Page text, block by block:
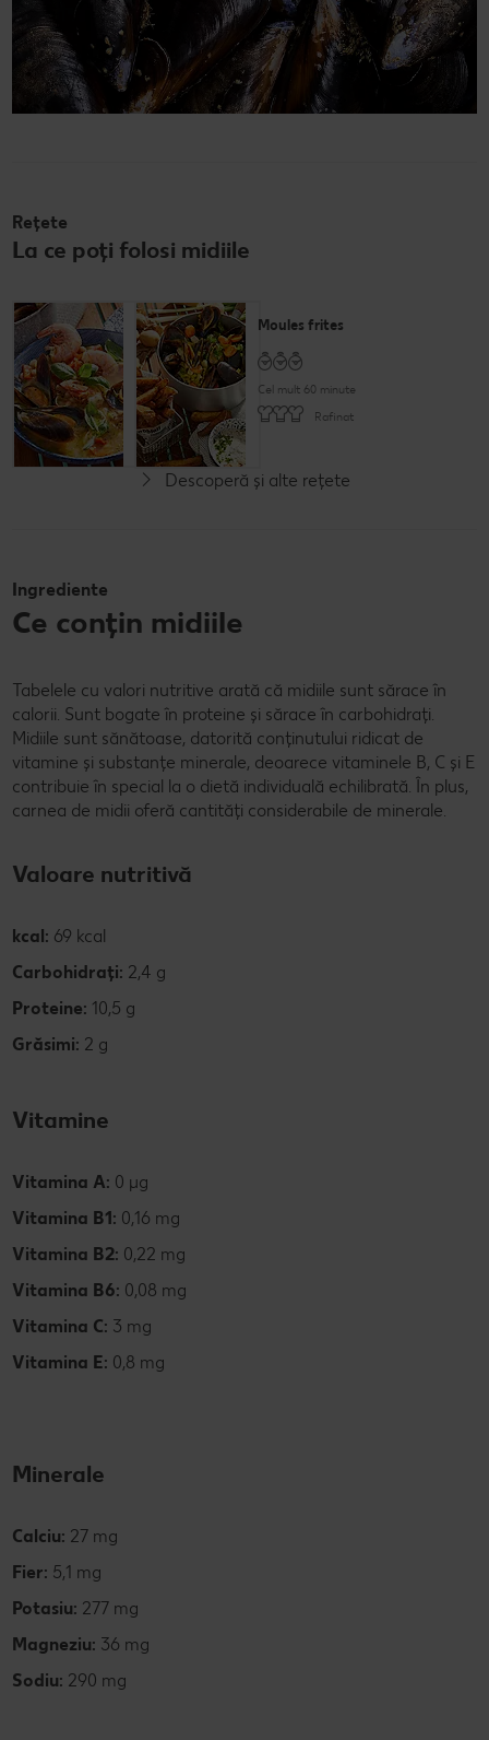
Rețete
La ce poți folosi midiile
Caldeirada de
peixe
Cel mult 60 minute
Rafinat
Moules frites
Cel mult 60 minute
Rafinat
Descoperă și alte rețete
Ingrediente
Ce conțin midiile
Tabelele cu valori nutritive arată că midiile sunt sărace în
calorii. Sunt bogate în proteine și sărace în carbohidrați.
Midiile sunt sănătoase, datorită conținutului ridicat de
vitamine și substanțe minerale, deoarece vitaminele B, C și E
contribuie în special la o dietă individuală echilibrată. În plus,
carnea de midii oferă cantități considerabile de minerale.
Valoare nutritivă
kcal: 69 kcal
Carbohidrați: 2,4 g
Proteine: 10,5 g
Grăsimi: 2 g
Vitamine
Vitamina A: 0 µg
Vitamina B1: 0,16 mg
Vitamina B2: 0,22 mg
Vitamina B6: 0,08 mg
Vitamina C: 3 mg
Vitamina E: 0,8 mg
Minerale
Calciu: 27 mg
Fier: 5,1 mg
Potasiu: 277 mg
Magneziu: 36 mg
Sodiu: 290 mg